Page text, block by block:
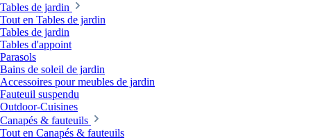
Tables de jardin
Tout en Tables de jardin
Tables de jardin
Tables d'appoint
Parasols
Bains de soleil de jardin
Accessoires pour meubles de jardin
Fauteuil suspendu
Outdoor-Cuisines
Canapés & fauteuils
Tout en Canapés & fauteuils